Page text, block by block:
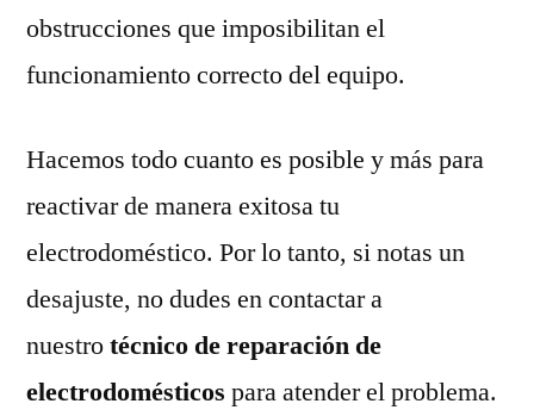
obstrucciones que imposibilitan el
funcionamiento correcto del equipo.
Hacemos todo cuanto es posible y más para
reactivar de manera exitosa tu
electrodoméstico. Por lo tanto, si notas un
desajuste, no dudes en contactar a
nuestrotécnico de reparación de
electrodomésticos para atender el problema.